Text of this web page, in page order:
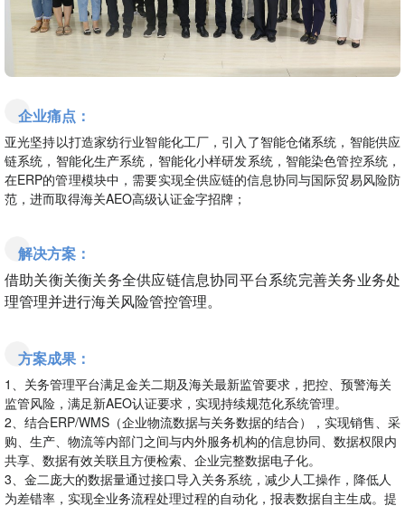
企业痛点：
亚光坚持以打造家纺行业智能化工厂，引入了智能仓储系统，智能供应
链系统，智能化生产系统，智能化小样研发系统，智能染色管控系统，
在ERP的管理模块中，需要实现全供应链的信息协同与国际贸易风险防
范，进而取得海关AEO高级认证金字招牌；
解决方案：
借助关衡关衡关务全供应链信息协同平台系统完善关务业务处
理管理并进行海关风险管控管理。
方案成果：
1、关务管理平台满足金关二期及海关最新监管要求，把控、预警海关
监管风险，满足新AEO认证要求，实现持续规范化系统管理。
2、结合ERP/WMS（企业物流数据与关务数据的结合），实现销售、采
购、生产、物流等内部门之间与内外服务机构的信息协同、数据权限内
共享、数据有效关联且方便检索、企业完整数据电子化。
3、金二庞大的数据量通过接口导入关务系统，减少人工操作，降低人
为差错率，实现全业务流程处理过程的自动化，报表数据自主生成。提